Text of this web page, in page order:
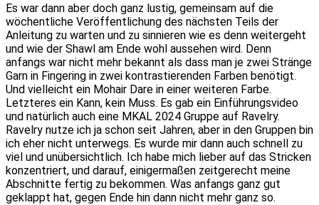
Es war dann aber doch ganz lustig, gemeinsam auf die
wöchentliche Veröffentlichung des nächsten Teils der
Anleitung zu warten und zu sinnieren wie es denn weitergeht
und wie der Shawl am Ende wohl aussehen wird. Denn
anfangs war nicht mehr bekannt als dass man je zwei Stränge
Garn in Fingering in zwei kontrastierenden Farben benötigt.
Und vielleicht ein Mohair Dare in einer weiteren Farbe.
Letzteres ein Kann, kein Muss. Es gab ein Einführungsvideo
und natürlich auch eine MKAL 2024 Gruppe auf Ravelry.
Ravelry nutze ich ja schon seit Jahren, aber in den Gruppen bin
ich eher nicht unterwegs. Es wurde mir dann auch schnell zu
viel und unübersichtlich. Ich habe mich lieber auf das Stricken
konzentriert, und darauf, einigermaßen zeitgerecht meine
Abschnitte fertig zu bekommen. Was anfangs ganz gut
geklappt hat, gegen Ende hin dann nicht mehr ganz so.